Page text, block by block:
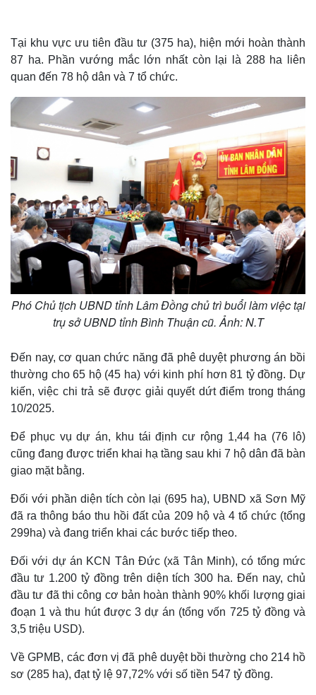
Tại khu vực ưu tiên đầu tư (375 ha), hiện mới hoàn thành
87 ha. Phần vướng mắc lớn nhất còn lại là 288 ha liên
quan đến 78 hộ dân và 7 tổ chức.
Phó Chủ tịch UBND tỉnh Lâm Đồng chủ trì buổi làm việc tại
trụ sở UBND tỉnh Bình Thuận cũ. Ảnh: N.T
Đến nay, cơ quan chức năng đã phê duyệt phương án bồi
thường cho 65 hộ (45 ha) với kinh phí hơn 81 tỷ đồng. Dự
kiến, việc chi trả sẽ được giải quyết dứt điểm trong tháng
10/2025.
Để phục vụ dự án, khu tái định cư rộng 1,44 ha (76 lô)
cũng đang được triển khai hạ tầng sau khi 7 hộ dân đã bàn
giao mặt bằng.
Đối với phần diện tích còn lại (695 ha), UBND xã Sơn Mỹ
đã ra thông báo thu hồi đất của 209 hộ và 4 tổ chức (tổng
299ha) và đang triển khai các bước tiếp theo.
Đối với dự án KCN Tân Đức (xã Tân Minh), có tổng mức
đầu tư 1.200 tỷ đồng trên diện tích 300 ha. Đến nay, chủ
đầu tư đã thi công cơ bản hoàn thành 90% khối lượng giai
đoạn 1 và thu hút được 3 dự án (tổng vốn 725 tỷ đồng và
3,5 triệu USD).
Về GPMB, các đơn vị đã phê duyệt bồi thường cho 214 hồ
sơ (285 ha), đạt tỷ lệ 97,72% với số tiền 547 tỷ đồng.